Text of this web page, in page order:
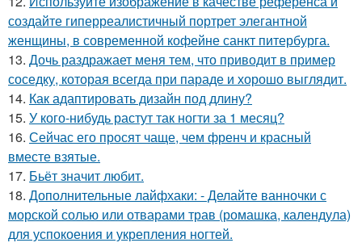
создайте гиперреалистичный портрет элегантной
женщины, в современной кофейне санкт питербурга.
13. Дочь раздражает меня тем, что приводит в пример
соседку, которая всегда при параде и хорошо выглядит.
14. Как адаптировать дизайн под длину?
15. У кого-нибудь растут так ногти за 1 месяц?
16. Сейчас его просят чаще, чем френч и красный
вместе взятые.
17. Бьёт значит любит.
18. Дополнительные лайфхаки: - Делайте ванночки с
морской солью или отварами трав (ромашка, календула)
для успокоения и укрепления ногтей.